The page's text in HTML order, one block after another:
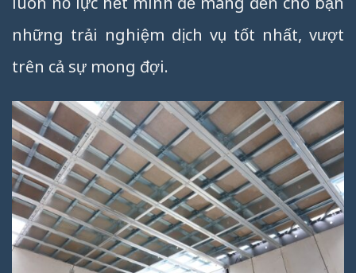
những trải nghiệm dịch vụ tốt nhất, vượt
trên cả sự mong đợi.